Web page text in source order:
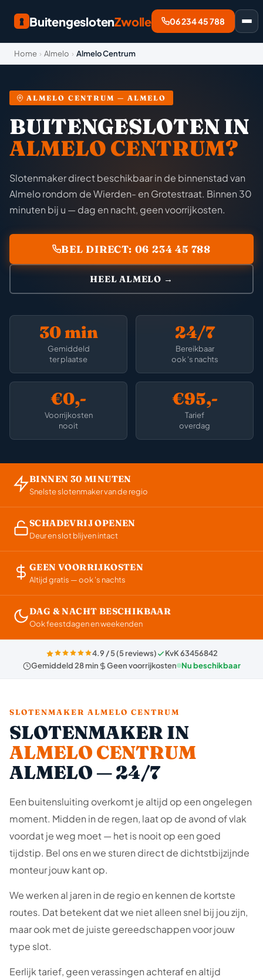
BuitengeslotenZwolle 06 234 45 788
Home › Almelo › Almelo Centrum
ALMELO CENTRUM — ALMELO
BUITENGESLOTEN IN
ALMELO CENTRUM?
Slotenmaker direct beschikbaar in de binnenstad van
Almelo rondom de Wierden- en Grotestraat. Binnen 30
minuten bij u — dag en nacht, geen voorrijkosten.
BEL DIRECT: 06 234 45 788
HEEL ALMELO →
30 min
Gemiddeld
ter plaatse
24/7
Bereikbaar
ook 's nachts
€0,-
Voorrijkosten
nooit
€95,-
Tarief
overdag
BINNEN 30 MINUTEN
Snelste slotenmaker van de regio
SCHADEVRIJ OPENEN
Deur en slot blijven intact
GEEN VOORRIJKOSTEN
Altijd gratis — ook 's nachts
DAG & NACHT BESCHIKBAAR
Ook feestdagen en weekenden
4.9 / 5 (5 reviews)
KvK 63456842
Gemiddeld 28 min
Geen voorrijkosten Nu beschikbaar
SLOTENMAKER ALMELO CENTRUM
SLOTENMAKER IN
ALMELO CENTRUM
ALMELO — 24/7
Een buitensluiting overkomt je altijd op een ongelegen
moment. Midden in de regen, laat op de avond of vlak
voordat je weg moet — het is nooit op een goed
tijdstip. Bel ons en we sturen direct de dichtstbijzijnde
monteur jouw kant op.
We werken al jaren in de regio en kennen de kortste
routes. Dat betekent dat we niet alleen snel bij jou zijn,
maar ook met de juiste gereedschappen voor jouw
type slot.
Eerlijk tarief, geen verassingen achteraf en altijd